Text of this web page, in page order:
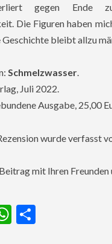
gegen Ende
Die Figuren haben
Geschichte bleibt allzu
Schmelzwasser.
Juli 2022.
Ausgabe, 25,00
wurde verfasst
mit Ihren Freunden
WhatsApp